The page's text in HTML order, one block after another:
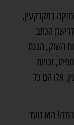
במקרקעין,
הכתב
השוק, הגנת
זכויות
אלו הם כל
עבודה! הוא נועד